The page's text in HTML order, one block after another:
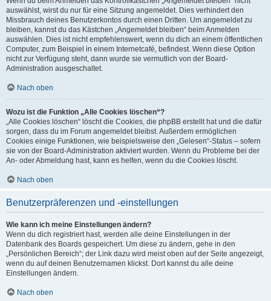
auswählst, wirst du nur für eine Sitzung angemeldet. Dies verhindert den
Missbrauch deines Benutzerkontos durch einen Dritten. Um angemeldet zu
bleiben, kannst du das Kästchen „Angemeldet bleiben“ beim Anmelden
auswählen. Dies ist nicht empfehlenswert, wenn du dich an einem öffentlichen
Computer, zum Beispiel in einem Internetcafé, befindest. Wenn diese Option
nicht zur Verfügung steht, dann wurde sie vermutlich von der Board-
Administration ausgeschaltet.
Nach oben
Wozu ist die Funktion „Alle Cookies löschen“?
„Alle Cookies löschen“ löscht die Cookies, die phpBB erstellt hat und die dafür
sorgen, dass du im Forum angemeldet bleibst. Außerdem ermöglichen
Cookies einige Funktionen, wie beispielsweise den „Gelesen“-Status – sofern
sie von der Board-Administration aktiviert wurden. Wenn du Probleme bei der
An- oder Abmeldung hast, kann es helfen, wenn du die Cookies löscht.
Nach oben
Benutzerpräferenzen und -einstellungen
Wie kann ich meine Einstellungen ändern?
Wenn du dich registriert hast, werden alle deine Einstellungen in der
Datenbank des Boards gespeichert. Um diese zu ändern, gehe in den
„Persönlichen Bereich“; der Link dazu wird meist oben auf der Seite angezeigt,
wenn du auf deinen Benutzernamen klickst. Dort kannst du alle deine
Einstellungen ändern.
Nach oben